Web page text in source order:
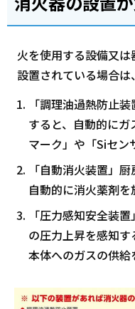
火を使用する設備又
設置されている場合は
「調理油過熱防止
すると、自動的に
マーク」や「Siセン
「自動消火装置」
自動的に消火薬剤を
「圧力感知安全装
の圧力上昇を感知
本体へのガスの供給